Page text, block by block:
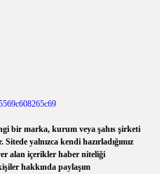
bir marka, kurum veya şahıs şirketi
yalnızca kendi hazırladığımız
alan içerikler haber niteliği
hakkında paylaşım